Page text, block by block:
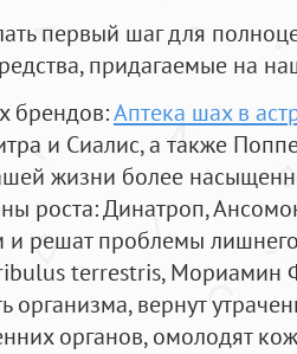
первый шаг для
придагаемые на
брендов:Аптека шах в
и Сиалис, а также
жизни более
роста: Динатроп,
и решат проблемы
terrestris, Мориамин
организма, вернут
органов, омолодят